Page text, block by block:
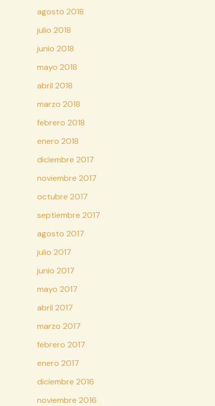
agosto 2018
julio 2018
junio 2018
mayo 2018
abril 2018
marzo 2018
febrero 2018
enero 2018
diciembre 2017
noviembre 2017
octubre 2017
septiembre 2017
agosto 2017
julio 2017
junio 2017
mayo 2017
abril 2017
marzo 2017
febrero 2017
enero 2017
diciembre 2016
noviembre 2016